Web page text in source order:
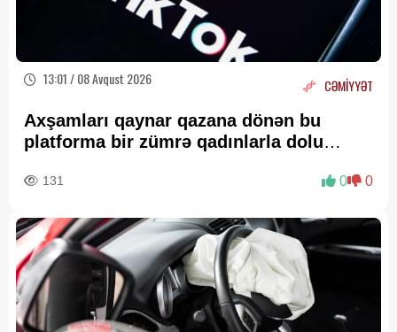
13:01 / 08 Avqust 2026 CƏMİYYƏT
Axşamları qaynar qazana dönən bu
platforma bir zümrə qadınlarla dolu
131 0 0